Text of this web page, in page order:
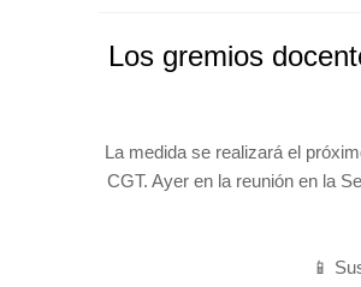
Los gremios
La medida se realizará el
CGT. Ayer en la reunión en la
📱